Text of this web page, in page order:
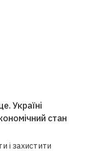
Україні
стан
і захистити